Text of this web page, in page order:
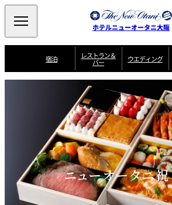
ホテルニューオータニ大阪
宿泊
サ
ス
ガ
イ
ド
スイ
クテ
食のご案内
ル
ー
ム
サ
ー
ビ
ス
レストラン＆
バー
西洋料理
SAKURA SATSUKI
日本料理
けやき 季処 一心
麺
叙々苑 游玄亭
花外楼 大坂城
店 藤
ウエディング
ウ
エ
デ
ィ
ン
ニューオータニウ
エディングの魅力
エ
デ
ィ
ン
グ
ス
タ
イ
ル
挙式 披露宴
会
議
＆
宴
会
宴
会
場
一
覧
宴
会
ご
予
約
・
お
ニューオータニ